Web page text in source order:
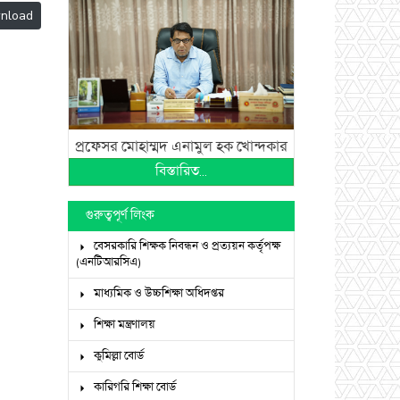
প্রফেসর মোহাম্মদ এনামুল হক খোন্দকার
বিস্তারিত...
গুরুত্বপূর্ণ লিংক
বেসরকারি শিক্ষক নিবন্ধন ও প্রত্যয়ন কর্তৃপক্ষ
(এনটিআরসিএ)
মাধ্যমিক ও উচ্চশিক্ষা অধিদপ্তর
শিক্ষা মন্ত্রণালয়
কুমিল্লা বোর্ড
কারিগরি শিক্ষা বোর্ড